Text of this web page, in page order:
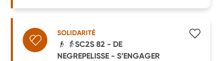
SOLIDARITÉ
👴 👵SC2S 82 - DE
NEGREPELISSE - S’ENGAGER